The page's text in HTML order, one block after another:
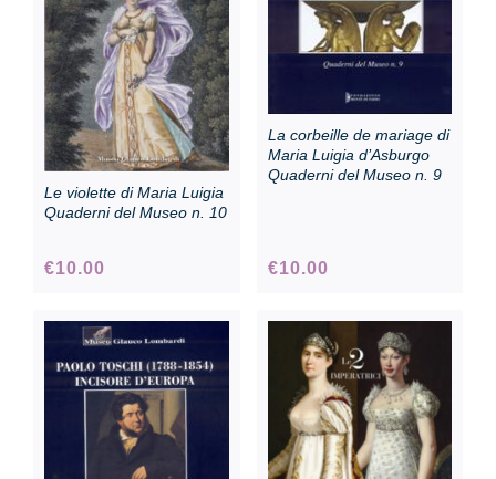
Le violette di Maria Luigia
Quaderni del Museo n. 10
€10.00
La corbeille de mariage di
Maria Luigia d’Asburgo
Quaderni del Museo n. 9
€10.00